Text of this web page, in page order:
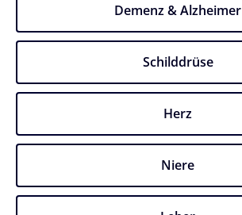
Demenz & Alzheimer
Schilddrüse
Herz
Niere